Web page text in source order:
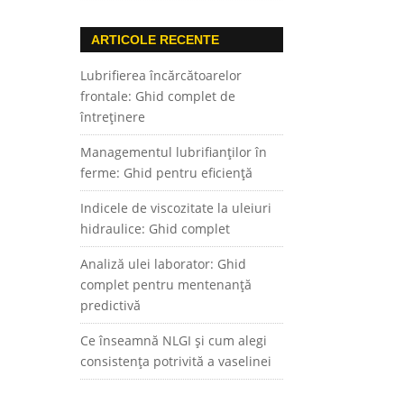
ARTICOLE RECENTE
Lubrifierea încărcătoarelor
frontale: Ghid complet de
întreținere
Managementul lubrifianților în
ferme: Ghid pentru eficiență
Indicele de viscozitate la uleiuri
hidraulice: Ghid complet
Analiză ulei laborator: Ghid
complet pentru mentenanță
predictivă
Ce înseamnă NLGI și cum alegi
consistența potrivită a vaselinei